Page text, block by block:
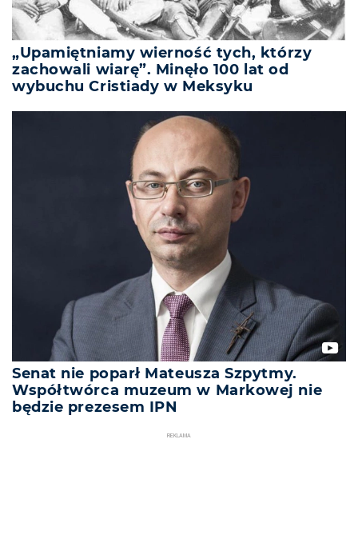
„Upamiętniamy wierność tych, którzy
zachowali wiarę”. Minęło 100 lat od
wybuchu Cristiady w Meksyku
Senat nie poparł Mateusza Szpytmy.
Współtwórca muzeum w Markowej nie
będzie prezesem IPN
REKLAMA